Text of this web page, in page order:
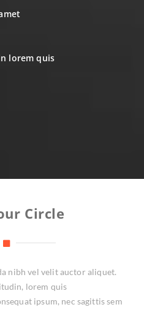
lorem quis
Circle
nibh vel velit auctor aliquet.
lorem quis
ipsum, nec sagittis sem